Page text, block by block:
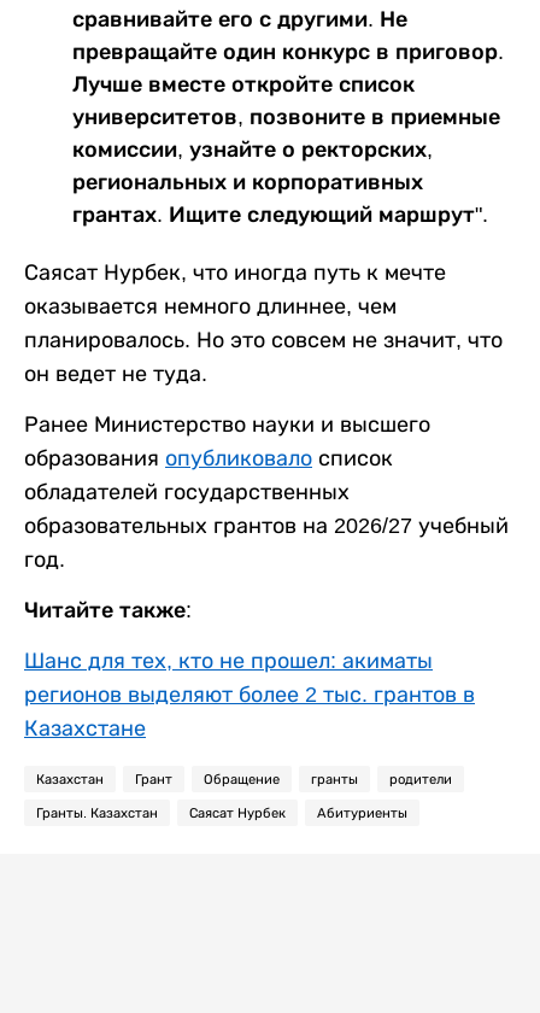
сравнивайте его с другими. Не
превращайте один конкурс в приговор.
Лучше вместе откройте список
университетов, позвоните в приемные
комиссии, узнайте о ректорских,
региональных и корпоративных
грантах. Ищите следующий маршрут".
Саясат Нурбек, что иногда путь к мечте
оказывается немного длиннее, чем
планировалось. Но это совсем не значит, что
он ведет не туда.
Ранее Министерство науки и высшего
образования опубликовало список
обладателей государственных
образовательных грантов на 2026/27 учебный
год.
Читайте также:
Шанс для тех, кто не прошел: акиматы
регионов выделяют более 2 тыс. грантов в
Казахстане
Казахстан Грант Обращение гранты родители
Гранты. Казахстан Саясат Нурбек Абитуриенты